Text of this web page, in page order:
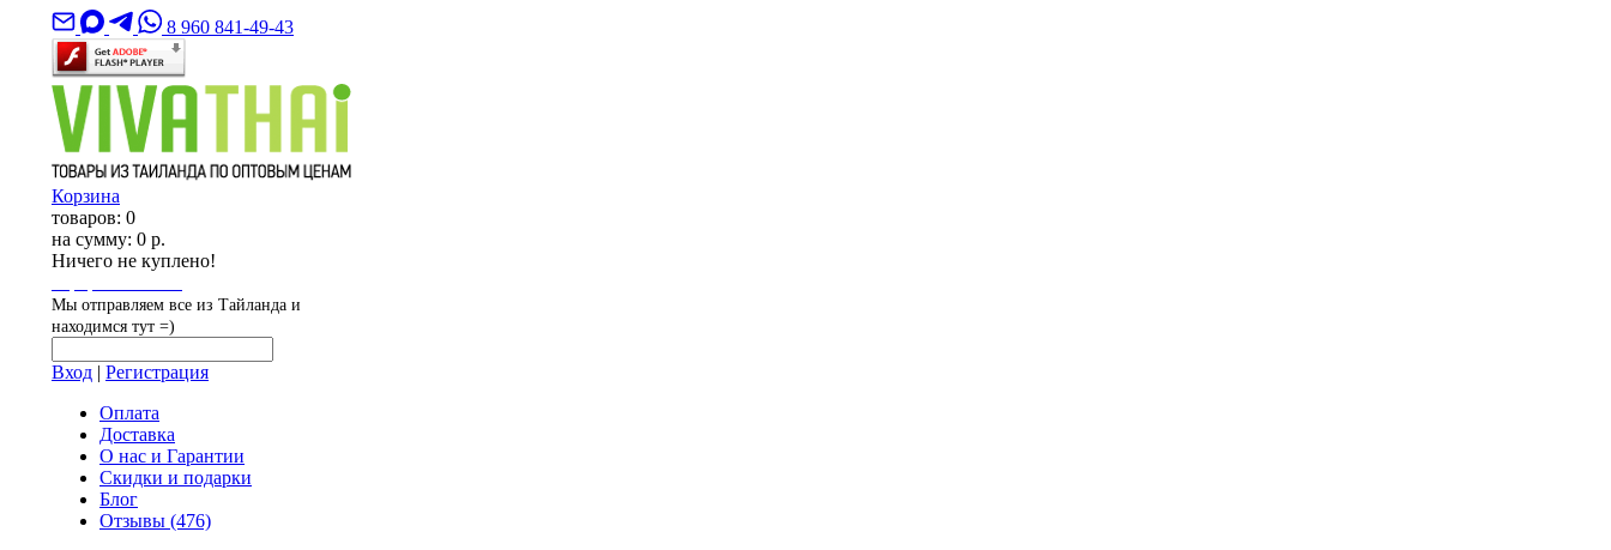
8 960 841-49-43
Корзина
товаров: 0
на сумму: 0 р.
Ничего не куплено!
Мы отправляем все из Тайланда и
находимся тут =)
Вход | Регистрация
Оплата
Доставка
О нас и Гарантии
Скидки и подарки
Блог
Отзывы (476)